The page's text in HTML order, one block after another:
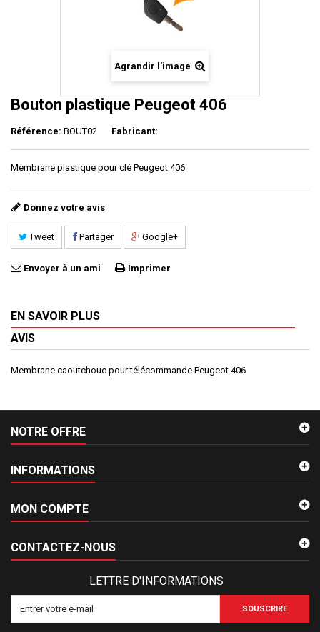
Agrandir l'image
Bouton plastique Peugeot 406
Référence: BOUT02 Fabricant:
Membrane plastique pour clé Peugeot 406
Donnez votre avis
Tweet Partager Google+
Envoyer à un ami Imprimer
EN SAVOIR PLUS
AVIS
Membrane caoutchouc pour télécommande Peugeot 406
NOTRE OFFRE
INFORMATIONS
MON COMPTE
CONTACTEZ-NOUS
LETTRE D'INFORMATIONS
SOUSCRIRE